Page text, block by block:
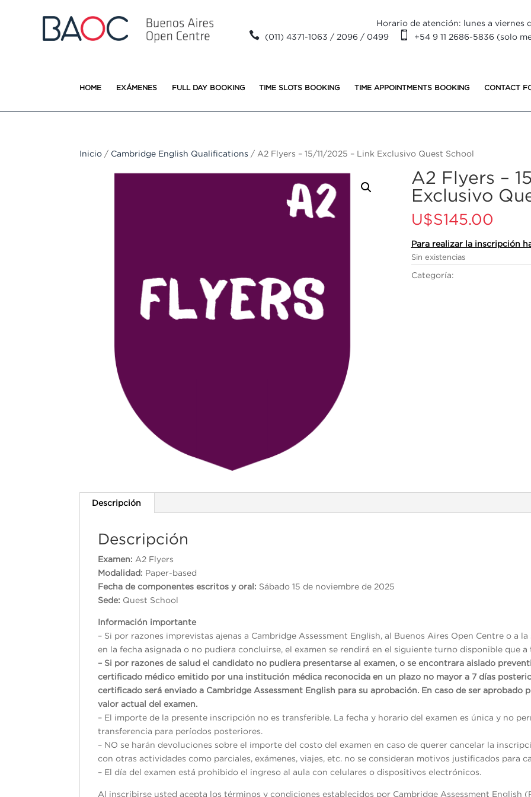
Horario de atención: lunes a viernes
 (011) 4371-1063 / 2096 / 0499  +54 9 11 2686-5836 (solo
HOME EXÁMENES FULL DAY BOOKING TIME SLOTS BOOKING TIME APPOINTMENTS BOOKING CONTACT
Inicio / Cambridge English Qualifications / A2 Flyers – 15/11/2025 – Link Exclusivo Quest School
A2 Flyers –
Exclusivo
U$S145.00
Para realizar la inscripción
Sin existencias
Categoría:
Descripción
Descripción
Examen: A2 Flyers
Modalidad: Paper-based
Fecha de componentes escritos y oral: Sábado 15 de noviembre de 2025
Sede: Quest School
Información importante
– Si por razones imprevistas ajenas a Cambridge Assessment English, al Buenos Aires Open Centre o a
en la fecha asignada o no pudiera concluirse, el examen se rendirá en el siguiente turno disponible que a
– Si por razones de salud el candidato no pudiera presentarse al examen, o se encontrara aislado
certificado médico emitido por una institución médica reconocida en un plazo no mayor a 7 días
certificado será enviado a Cambridge Assessment English para su aprobación. En caso de ser aprobado
valor actual del examen.
– El importe de la presente inscripción no es transferible. La fecha y horario del examen es única y no
transferencia para períodos posteriores.
– NO se harán devoluciones sobre el importe del costo del examen en caso de querer cancelar la
con otras actividades como parciales, exámenes, viajes, etc. no se consideran motivos justificados para
– El día del examen está prohibido el ingreso al aula con celulares o dispositivos electrónicos.
Al inscribirse usted acepta los términos y condiciones establecidos por Cambridge Assessment English